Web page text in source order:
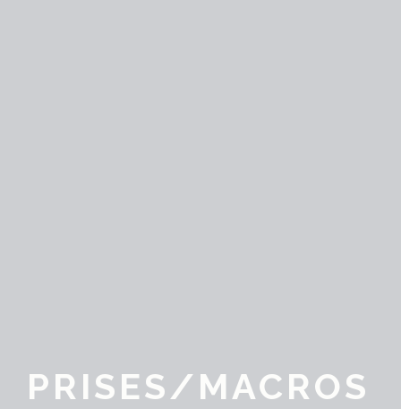
PRISES/MACROS